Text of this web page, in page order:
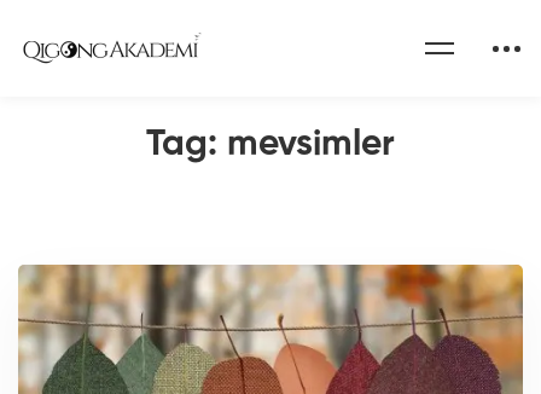
Tag: mevsimler
Qigong Akademi Blog